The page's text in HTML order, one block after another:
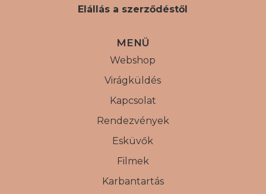
Elállás a szerződéstől
MENÜ
Webshop
Virágküldés
Kapcsolat
Rendezvények
Esküvők
Filmek
Karbantartás